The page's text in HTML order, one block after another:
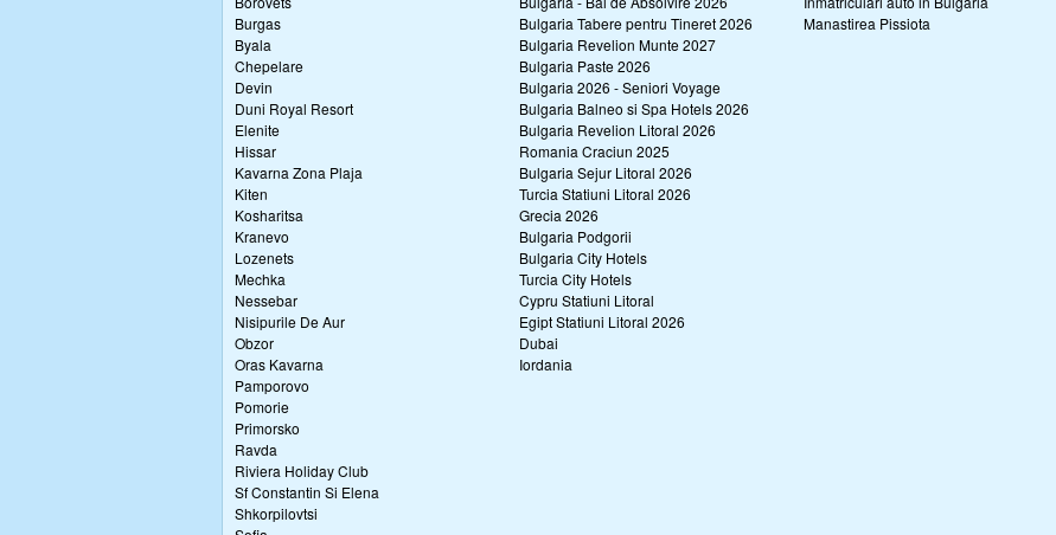
Burgas
Byala
Chepelare
Devin
Duni Royal Resort
Elenite
Hissar
Kavarna Zona Plaja
Kiten
Kosharitsa
Kranevo
Lozenets
Mechka
Nessebar
Nisipurile De Aur
Obzor
Oras Kavarna
Pamporovo
Pomorie
Primorsko
Ravda
Riviera Holiday Club
Sf Constantin Si Elena
Shkorpilovtsi
Bulgaria Tabere pentru Tineret 2026
Bulgaria Revelion Munte 2027
Bulgaria Paste 2026
Bulgaria 2026 - Seniori Voyage
Bulgaria Balneo si Spa Hotels 2026
Bulgaria Revelion Litoral 2026
Romania Craciun 2025
Bulgaria Sejur Litoral 2026
Turcia Statiuni Litoral 2026
Grecia 2026
Bulgaria Podgorii
Bulgaria City Hotels
Turcia City Hotels
Cypru Statiuni Litoral
Egipt Statiuni Litoral 2026
Dubai
Iordania
Manastirea Pissiota